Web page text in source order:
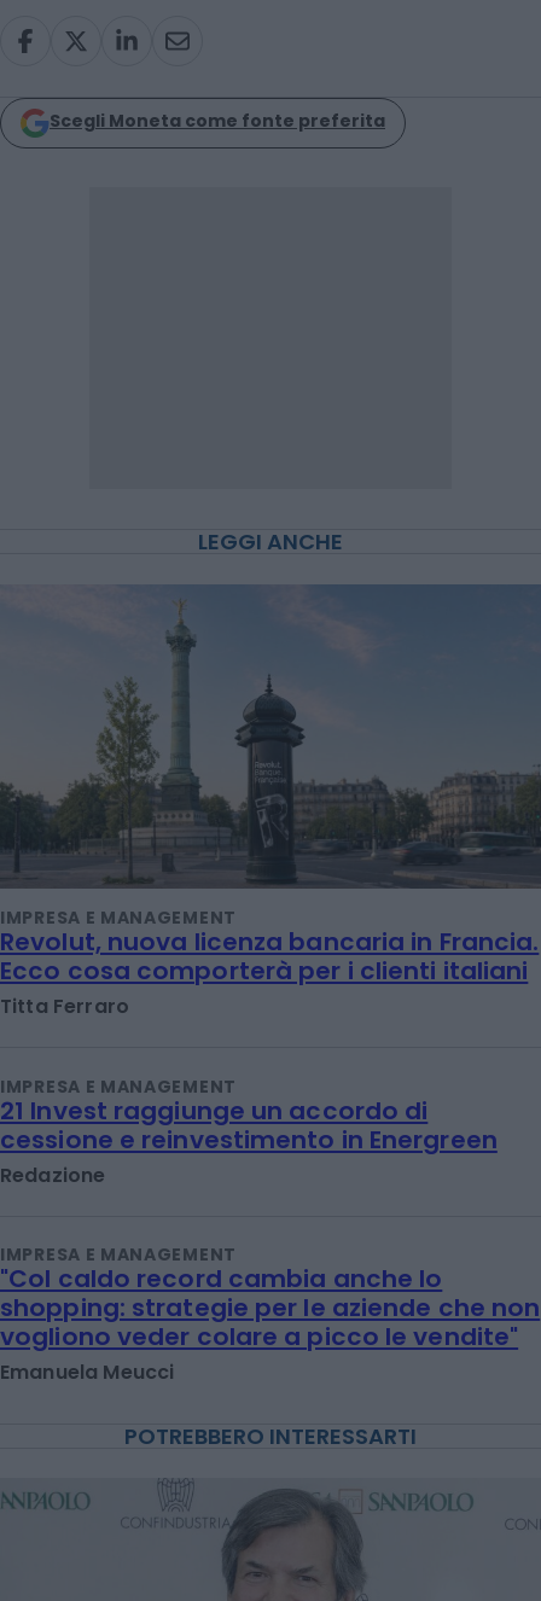
Scegli Moneta come fonte preferita
LEGGI ANCHE
IMPRESA E MANAGEMENT
Revolut, nuova licenza bancaria in Francia.
Ecco cosa comporterà per i clienti italiani
Titta Ferraro
IMPRESA E MANAGEMENT
21 Invest raggiunge un accordo di
cessione e reinvestimento in Energreen
Redazione
IMPRESA E MANAGEMENT
"Col caldo record cambia anche lo
shopping: strategie per le aziende che non
vogliono veder colare a picco le vendite"
Emanuela Meucci
POTREBBERO INTERESSARTI